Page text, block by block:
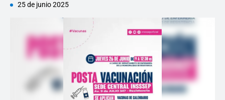
25 de junio 2025